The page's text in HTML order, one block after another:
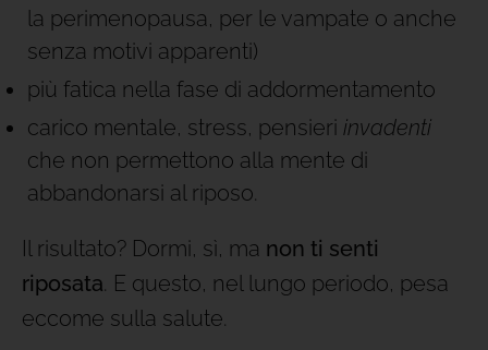
la perimenopausa, per le vampate o anche
senza motivi apparenti)
più fatica nella fase di addormentamento
carico mentale, stress, pensieri invadenti
che non permettono alla mente di
abbandonarsi al riposo.
Il risultato? Dormi, sì, ma non ti senti
riposata. E questo, nel lungo periodo, pesa
eccome sulla salute.